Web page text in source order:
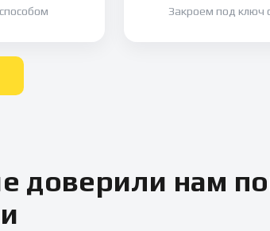
Закроем под ключ
доверили нам